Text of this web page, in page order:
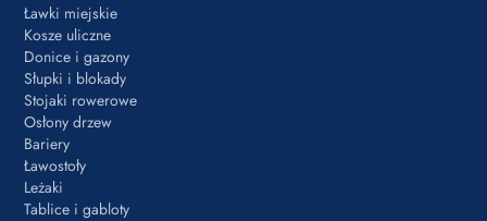
Ławki miejskie
Kosze uliczne
Donice i gazony
Słupki i blokady
Stojaki rowerowe
Osłony drzew
Bariery
Ławostoły
Leżaki
Tablice i gabloty